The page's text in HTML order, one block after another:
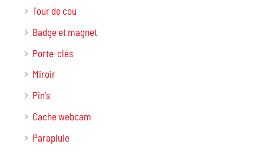
Tour de cou
Badge et magnet
Porte-clés
Miroir
Pin's
Cache webcam
Parapluie